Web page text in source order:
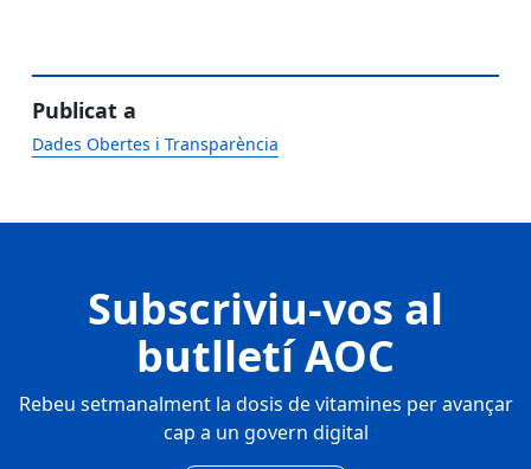
Publicat a
Dades Obertes i Transparència
Subscriviu-vos al
butlletí AOC
Rebeu setmanalment la dosis de vitamines per avançar
cap a un govern digital